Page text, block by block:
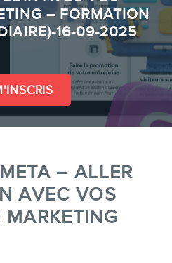
– FORMATION
16-09-2025
– ALLER
AVEC VOS